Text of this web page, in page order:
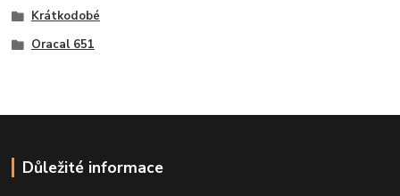
Krátkodobé
Oracal 651
Důležité informace